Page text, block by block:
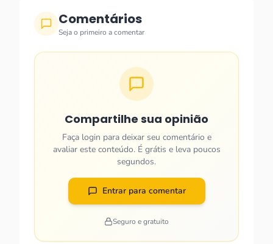
Comentários
Seja o primeiro a comentar
Compartilhe sua opinião
Faça login para deixar seu comentário e
avaliar este conteúdo. É grátis e leva poucos
segundos.
Entrar para comentar
Seguro e gratuito